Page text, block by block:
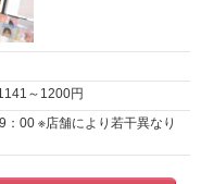
～ 1200円
干異なり